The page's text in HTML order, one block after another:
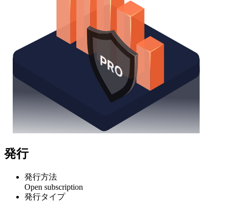
発行
発行方法
Open subscription
発行タイプ